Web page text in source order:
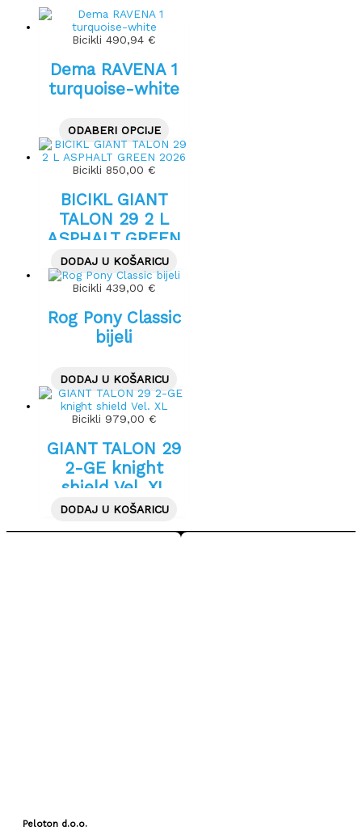
Bicikli 490,94 €
Dema RAVENA 1
turquoise-white
ODABERI OPCIJE
Bicikli 850,00 €
BICIKL GIANT
TALON 29 2 L
ASPHALT GREEN
2026
DODAJ U KOŠARICU
Bicikli 439,00 €
Rog Pony Classic
bijeli
DODAJ U KOŠARICU
Bicikli 979,00 €
GIANT TALON 29
2-GE knight
shield Vel. XL
DODAJ U KOŠARICU
Peloton d.o.o.